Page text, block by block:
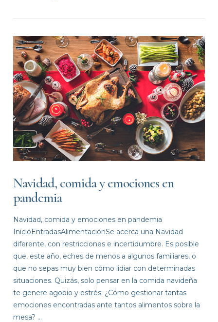
VIEW POST
Navidad, comida y emociones en
pandemia
Navidad, comida y emociones en pandemia
InicioEntradasAlimentaciónSe acerca una Navidad
diferente, con restricciones e incertidumbre. Es posible
que, este año, eches de menos a algunos familiares, o
que no sepas muy bien cómo lidiar con determinadas
situaciones. Quizás, solo pensar en la comida navideña
te genere agobio y estrés: ¿Cómo gestionar tantas
emociones encontradas ante tantos alimentos sobre la
mesa? …